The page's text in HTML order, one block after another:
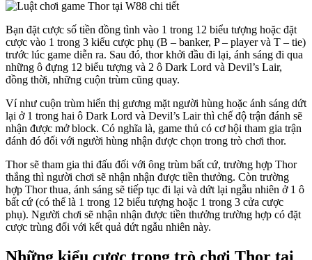
Bạn đặt cược số tiền đồng tình vào 1 trong 12 biểu tượng hoặc đặt
cược vào 1 trong 3 kiểu cược phụ (B – banker, P – player và T – tie)
trước lúc game diễn ra. Sau đó, thor khởi đầu đi lại, ánh sáng đi qua
những ô đựng 12 biểu tượng và 2 ô Dark Lord và Devil’s Lair,
đồng thời, những cuộn trùm cũng quay.
Ví như cuộn trùm hiển thị gương mặt người hùng hoặc ánh sáng dứt
lại ở 1 trong hai ô Dark Lord và Devil’s Lair thì chế độ trận đánh sẽ
nhận được mở block. Có nghĩa là, game thủ có cơ hội tham gia trận
đánh đó đối với người hùng nhận được chọn trong trò chơi thor.
Thor sẽ tham gia thi đấu đối với ông trùm bất cứ, trường hợp Thor
thắng thì người chơi sẽ nhận nhận được tiền thưởng. Còn trường
hợp Thor thua, ánh sáng sẽ tiếp tục đi lại và dứt lại ngẫu nhiên ở 1 ô
bất cứ (có thể là 1 trong 12 biểu tượng hoặc 1 trong 3 cửa cược
phụ). Người chơi sẽ nhận nhận được tiền thưởng trường hợp có đặt
cược trùng đối với kết quả dứt ngẫu nhiên này.